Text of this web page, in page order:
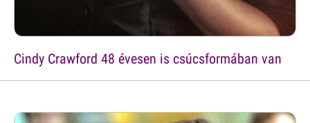
Cindy Crawford 48 évesen is csúcsformában van